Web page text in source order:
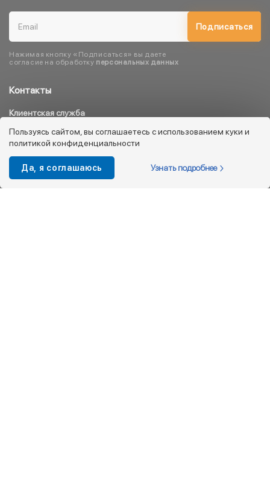
Контакты
Клиентская служба
8 800 333 08 45
info@kotofey.ru
Магазины в Москва (50)
Подписаться
Нажимая кнопку «Подписаться» вы даете
согласие на обработку персональных данных
Пользуясь сайтом, вы соглашаетесь с использованием куки и
политикой конфиденциальности
Да, я соглашаюсь Узнать подробнее